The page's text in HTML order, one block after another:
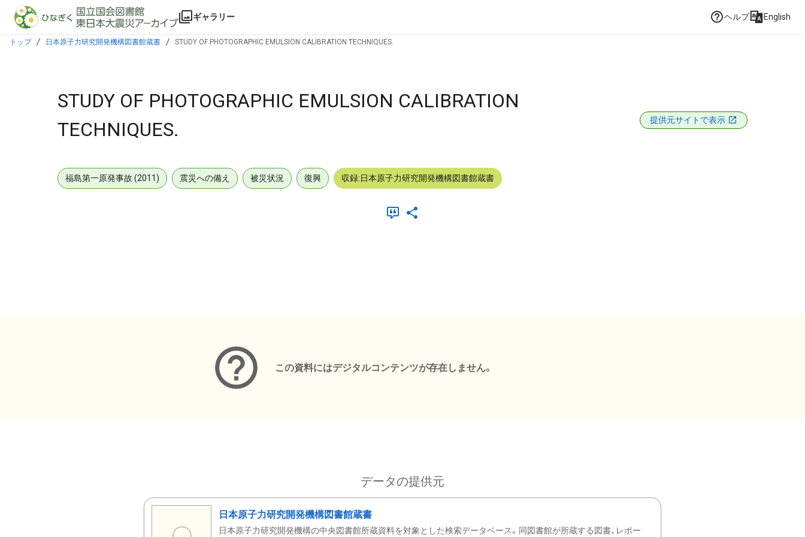
本文に飛ぶ
ギャラリー ヘルプ English
トップ 日本原子力研究開発機構図書館蔵書 STUDY OF PHOTOGRAPHIC EMULSION CALIBRATION TECHNIQUES.
STUDY OF PHOTOGRAPHIC EMULSION CALIBRATION
TECHNIQUES.
提供元サイトで表示
福島第一原発事故 (2011) 震災への備え 被災状況 復興 収録:日本原子力研究開発機構図書館蔵書
この資料にはデジタルコンテンツが存在しません。
データの提供元
日本原子力研究開発機構図書館蔵書
日本原子力研究開発機構の中央図書館所蔵資料を対象とした検索データベース。同図書館が所蔵する図書、レポー